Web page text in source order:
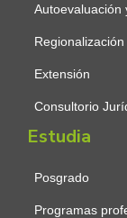
Autoevaluación
Regionalización
Extensión
Consultorio
Estudia
Posgrado
Programas